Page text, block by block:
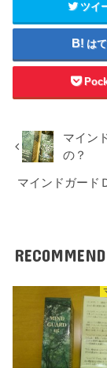
ツイ
は
マイン
の？
マインドガード
RECOMMEND